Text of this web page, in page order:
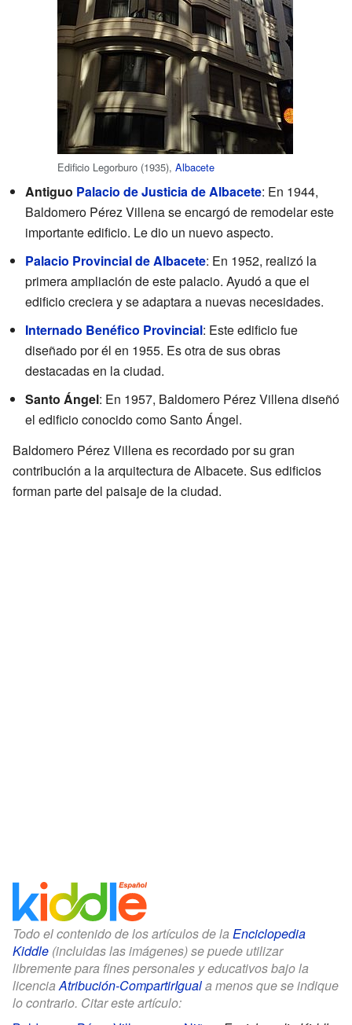
Edificio Legorburo (1935), Albacete
Antiguo Palacio de Justicia de Albacete: En 1944,
Baldomero Pérez Villena se encargó de remodelar este
importante edificio. Le dio un nuevo aspecto.
Palacio Provincial de Albacete: En 1952, realizó la
primera ampliación de este palacio. Ayudó a que el
edificio creciera y se adaptara a nuevas necesidades.
Internado Benéfico Provincial: Este edificio fue
diseñado por él en 1955. Es otra de sus obras
destacadas en la ciudad.
Santo Ángel: En 1957, Baldomero Pérez Villena diseñó
el edificio conocido como Santo Ángel.
Baldomero Pérez Villena es recordado por su gran
contribución a la arquitectura de Albacete. Sus edificios
forman parte del paisaje de la ciudad.
Todo el contenido de los artículos de la Enciclopedia
Kiddle (incluidas las imágenes) se puede utilizar
libremente para fines personales y educativos bajo la
licenciaAtribución-CompartirIguala menos que se indique
lo contrario. Citar este artículo: